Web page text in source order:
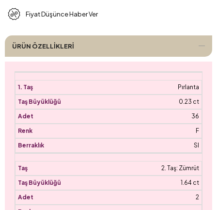
Fiyat Düşünce Haber Ver
ÜRÜN ÖZELLIKLERI
Pırlanta
0.23 ct
36
F
SI
2. Taş: Zümrüt
1.64 ct
2